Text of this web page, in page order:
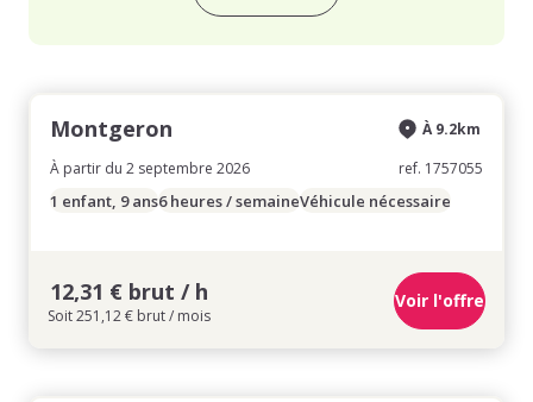
Montgeron
À partir du 2 septembre 2026
À 9.2km
ref. 1757055
1 enfant, 9 ans6 heures / semaineVéhicule nécessaire
12,31 € brut / h
Soit 251,12 € brut / mois
Voir l'offre